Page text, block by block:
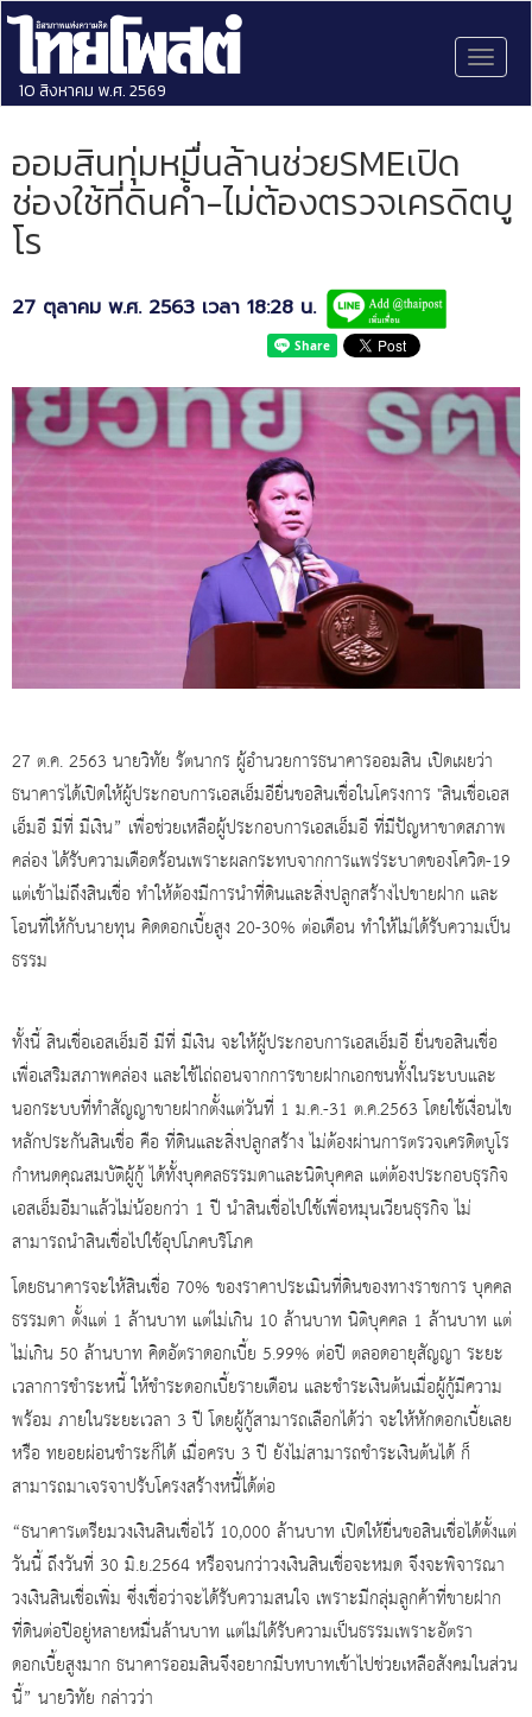
10 สิงหาคม พ.ศ. 2569
ออมสินทุ่มหมื่นล้านช่วยSMEเปิด
ช่องใช้ที่ดินค้ำ-ไม่ต้องตรวจเครดิตบู
โร
27 ตุลาคม พ.ศ. 2563 เวลา 18:28 น.
27 ต.ค. 2563 นายวิทัย รัตนากร ผู้อำนวยการธนาคารออมสิน เปิดเผยว่า
ธนาคารได้เปิดให้ผู้ประกอบการเอสเอ็มอียื่นขอสินเชื่อในโครงการ "สินเชื่อเอส
เอ็มอี มีที่ มีเงิน” เพื่อช่วยเหลือผู้ประกอบการเอสเอ็มอี ที่มีปัญหาขาดสภาพ
คล่อง ได้รับความเดือดร้อนเพราะผลกระทบจากการแพร่ระบาดของโควิด-19
แต่เข้าไม่ถึงสินเชื่อ ทำให้ต้องมีการนำที่ดินและสิ่งปลูกสร้างไปขายฝาก และ
โอนที่ให้กับนายทุน คิดดอกเบี้ยสูง 20-30% ต่อเดือน ทำให้ไม่ได้รับความเป็น
ธรรม
ทั้งนี้ สินเชื่อเอสเอ็มอี มีที่ มีเงิน จะให้ผู้ประกอบการเอสเอ็มอี ยื่นขอสินเชื่อ
เพื่อเสริมสภาพคล่อง และใช้ไถ่ถอนจากการขายฝากเอกชนทั้งในระบบและ
นอกระบบที่ทำสัญญาขายฝากตั้งแต่วันที่ 1 ม.ค.-31 ต.ค.2563 โดยใช้เงื่อนไข
หลักประกันสินเชื่อ คือ ที่ดินและสิ่งปลูกสร้าง ไม่ต้องผ่านการตรวจเครดิตบูโร
กำหนดคุณสมบัติผู้กู้ ได้ทั้งบุคคลธรรมดาและนิติบุคคล แต่ต้องประกอบธุรกิจ
เอสเอ็มอีมาแล้วไม่น้อยกว่า 1 ปี นำสินเชื่อไปใช้เพื่อหมุนเวียนธุรกิจ ไม่
สามารถนำสินเชื่อไปใช้อุปโภคบริโภค
โดยธนาคารจะให้สินเชื่อ 70% ของราคาประเมินที่ดินของทางราชการ บุคคล
ธรรมดา ตั้งแต่ 1 ล้านบาท แต่ไม่เกิน 10 ล้านบาท นิติบุคคล 1 ล้านบาท แต่
ไม่เกิน 50 ล้านบาท คิดอัตราดอกเบี้ย 5.99% ต่อปี ตลอดอายุสัญญา ระยะ
เวลาการชำระหนี้ ให้ชำระดอกเบี้ยรายเดือน และชำระเงินต้นเมื่อผู้กู้มีความ
พร้อม ภายในระยะเวลา 3 ปี โดยผู้กู้สามารถเลือกได้ว่า จะให้หักดอกเบี้ยเลย
หรือ ทยอยผ่อนชำระก็ได้ เมื่อครบ 3 ปี ยังไม่สามารถชำระเงินต้นได้ ก็
สามารถมาเจรจาปรับโครงสร้างหนี้ได้ต่อ
“ธนาคารเตรียมวงเงินสินเชื่อไว้ 10,000 ล้านบาท เปิดให้ยื่นขอสินเชื่อได้ตั้งแต่
วันนี้ ถึงวันที่ 30 มิ.ย.2564 หรือจนกว่าวงเงินสินเชื่อจะหมด จึงจะพิจารณา
วงเงินสินเชื่อเพิ่ม ซึ่งเชื่อว่าจะได้รับความสนใจ เพราะมีกลุ่มลูกค้าที่ขายฝาก
ที่ดินต่อปีอยู่หลายหมื่นล้านบาท แต่ไม่ได้รับความเป็นธรรมเพราะอัตรา
ดอกเบี้ยสูงมาก ธนาคารออมสินจึงอยากมีบทบาทเข้าไปช่วยเหลือสังคมในส่วน
นี้” นายวิทัย กล่าวว่า